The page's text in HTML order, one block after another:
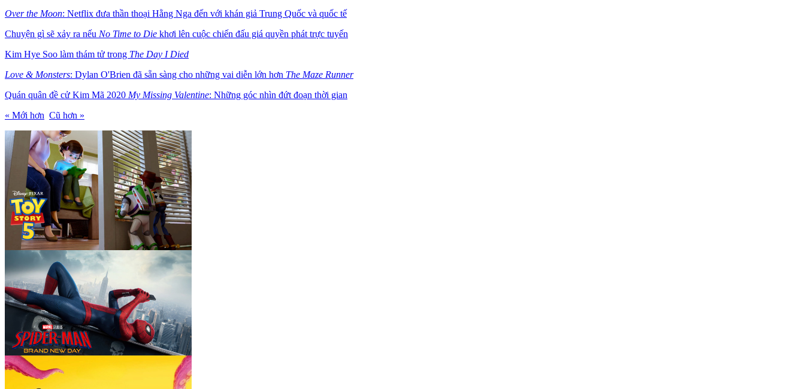
Over the Moon: Netflix đưa thần thoại Hằng Nga đến với khán giả Trung Quốc và quốc tế
Chuyện gì sẽ xảy ra nếu No Time to Die khơi lên cuộc chiến đấu giá quyền phát trực tuyến
Kim Hye Soo làm thám tử trong The Day I Died
Love & Monsters: Dylan O'Brien đã sẵn sàng cho những vai diễn lớn hơn The Maze Runner
Quán quân đề cử Kim Mã 2020 My Missing Valentine: Những góc nhìn đứt đoạn thời gian
« Mới hơn Cũ hơn »